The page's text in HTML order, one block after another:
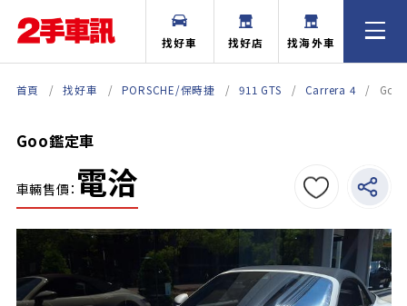
找好車 找好店 找海外車
首頁 找好車 PORSCHE/保時捷 911 GTS Carrera 4 Goo
Goo鑑定車
車輛售價： 電洽